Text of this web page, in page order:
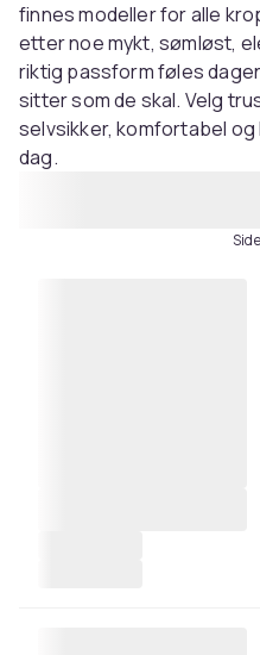
finnes modeller for alle
etter noe mykt, sømløst,
riktig passform føles
sitter som de skal. Velg
selvsikker, komfortabel og
dag.